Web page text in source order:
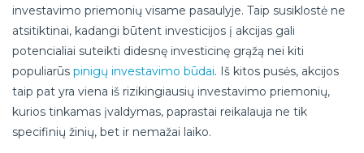
investavimo priemonių visame pasaulyje. Taip susiklostė ne
atsitiktinai, kadangi būtent investicijos į akcijas gali
potencialiai suteikti didesnę investicinę grąžą nei kiti
populiarūs pinigų investavimo būdai. Iš kitos pusės, akcijos
taip pat yra viena iš rizikingiausių investavimo priemonių,
kurios tinkamas įvaldymas, paprastai reikalauja ne tik
specifinių žinių, bet ir nemažai laiko.